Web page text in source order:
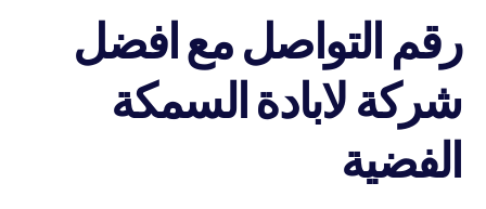
رقم التواصل مع افضل
شركة لابادة السمكة
الفضية